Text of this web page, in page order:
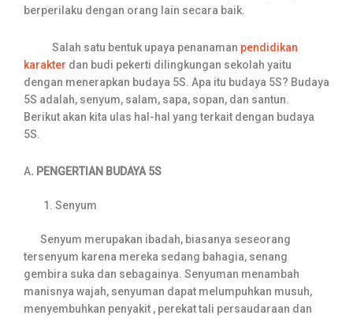
berperilaku dengan orang lain secara baik.
Salah satu bentuk upaya penanaman pendidikan
karakter dan budi pekerti dilingkungan sekolah yaitu
dengan menerapkan budaya 5S. Apa itu budaya 5S? Budaya
5S adalah, senyum, salam, sapa, sopan, dan santun.
Berikut akan kita ulas hal-hal yang terkait dengan budaya
5S.
A. PENGERTIAN BUDAYA 5S
Senyum
Senyum merupakan ibadah, biasanya seseorang
tersenyum karena mereka sedang bahagia, senang
gembira suka dan sebagainya. Senyuman menambah
manisnya wajah, senyuman dapat melumpuhkan musuh,
menyembuhkan penyakit , perekat tali persaudaraan dan